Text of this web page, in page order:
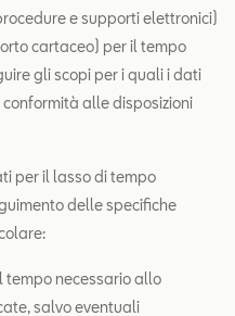
e supporti elettronici)
cartaceo) per il tempo
gli scopi per i quali i dati
alle disposizioni
per il lasso di tempo
delle specifiche
tempo necessario allo
salvo eventuali